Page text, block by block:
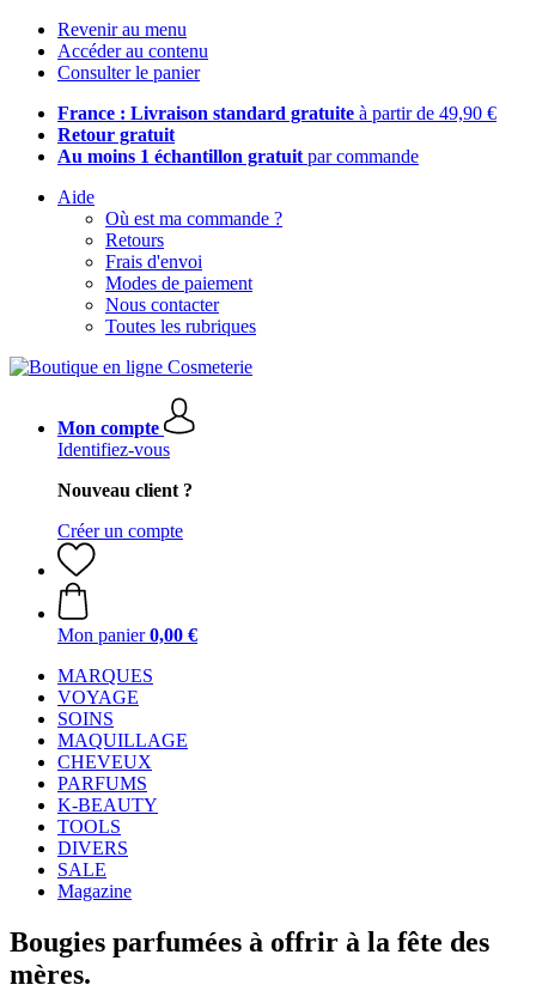
Revenir au menu
Accéder au contenu
Consulter le panier
France : Livraison standard gratuite à partir de 49,90 €
Retour gratuit
Au moins 1 échantillon gratuit par commande
Aide
Où est ma commande ?
Retours
Frais d'envoi
Modes de paiement
Nous contacter
Toutes les rubriques
Mon compte
Identifiez-vous
Nouveau client ?
Créer un compte
Mon panier 0,00 €
MARQUES
VOYAGE
SOINS
MAQUILLAGE
CHEVEUX
PARFUMS
K-BEAUTY
TOOLS
DIVERS
SALE
Magazine
Bougies parfumées à offrir à la fête des
mères.